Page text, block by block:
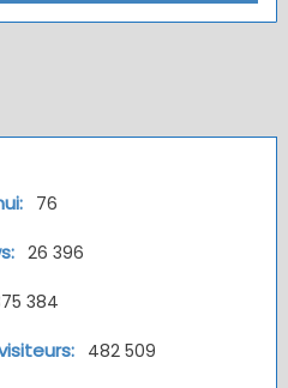
76
26 396
384
482 509